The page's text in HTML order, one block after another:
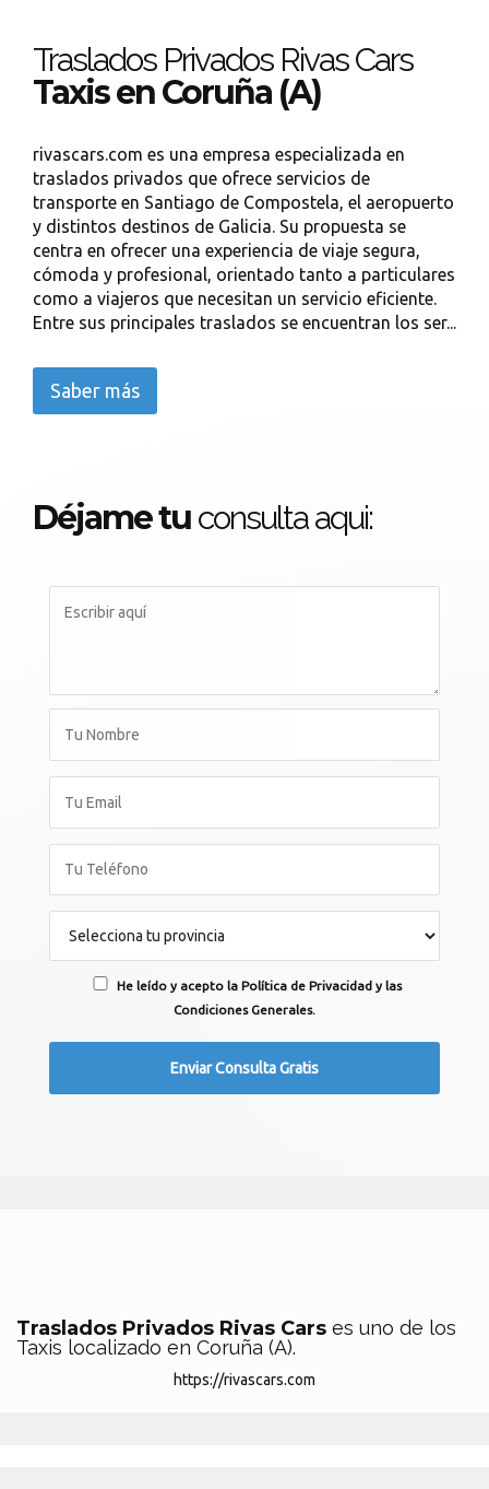
Traslados Privados Rivas Cars
Taxis en Coruña (A)
rivascars.com es una empresa especializada en
traslados privados que ofrece servicios de
transporte en Santiago de Compostela, el aeropuerto
y distintos destinos de Galicia. Su propuesta se
centra en ofrecer una experiencia de viaje segura,
cómoda y profesional, orientado tanto a particulares
como a viajeros que necesitan un servicio eficiente.
Entre sus principales traslados se encuentran los ser...
Saber más
Déjame tu consulta aqui:
He leído y acepto la Política de Privacidad y las
Condiciones Generales.
Traslados Privados Rivas Cars es uno de los
Taxis localizado en Coruña (A).
https://rivascars.com